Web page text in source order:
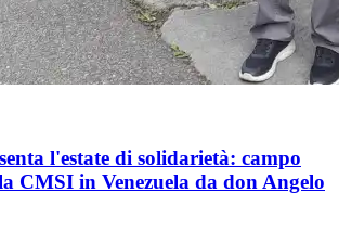
l'estate di solidarietà: campo
CMSI in Venezuela da don Angelo